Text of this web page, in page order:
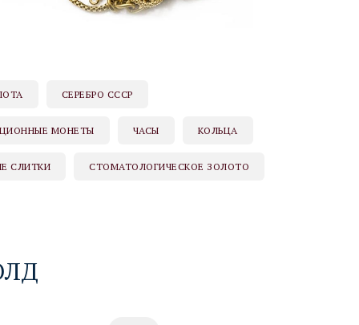
СЕРЕБРО СССР
МОНЕТЫ ЧАСЫ КОЛЬЦА
СЛИТКИ СТОМАТОЛОГИЧЕСКОЕ ЗОЛОТО